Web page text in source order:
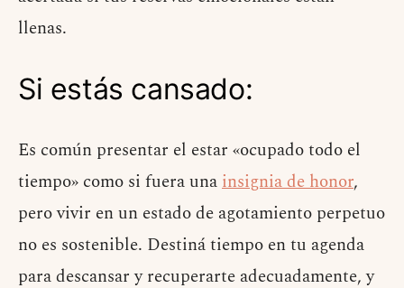
llenas.
Si estás cansado:
Es común presentar el estar «ocupado todo el
tiempo» como si fuera unainsignia de honor,
pero vivir en un estado de agotamiento perpetuo
no es sostenible. Destiná tiempo en tu agenda
para descansar y recuperarte adecuadamente, y